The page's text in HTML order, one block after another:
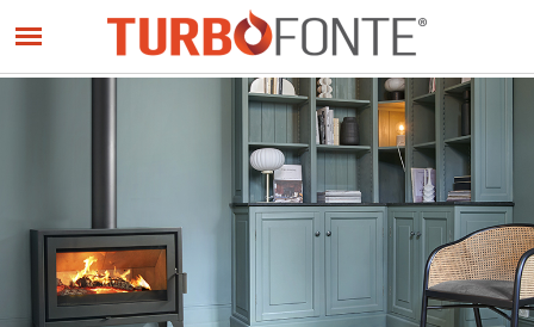
au
Panneau de gestion des cookies